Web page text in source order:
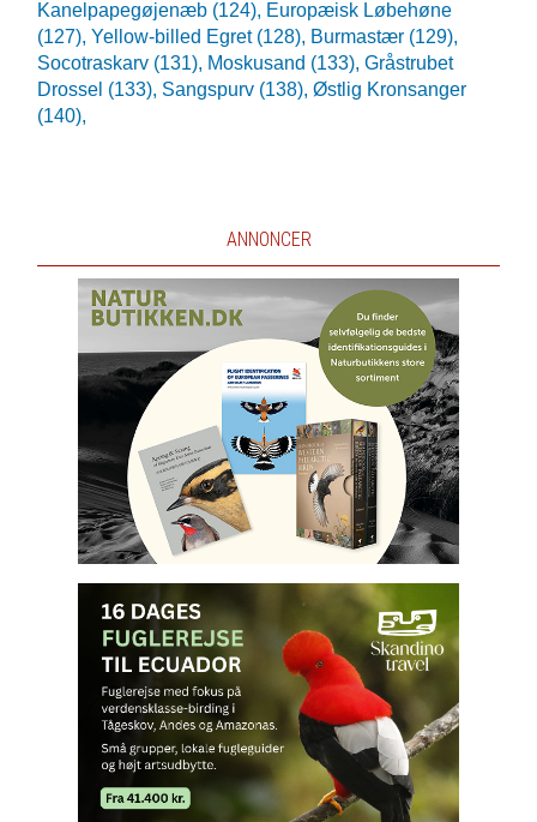
Kanelpapegøjenæb (124), Europæisk Løbehøne
(127), Yellow-billed Egret (128), Burmastær (129),
Socotraskarv (131), Moskusand (133), Gråstrubet
Drossel (133), Sangspurv (138), Østlig Kronsanger
(140),
ANNONCER